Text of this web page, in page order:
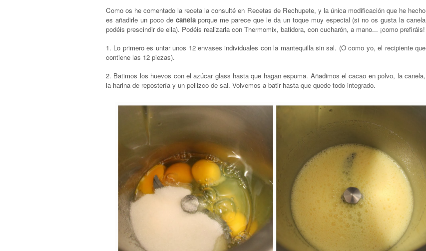
Como os he comentado la receta la consulté en Recetas de Rechupete, y la única modificación que he hecho
es añadirle un poco de canelaporque me parece que le da un toque muy especial (si no os gusta la canela
podéis prescindir de ella). Podéis realizarla con Thermomix, batidora, con cucharón, a mano... ¡como prefiráis!
1. Lo primero es untar unos 12 envases individuales con la mantequilla sin sal. (O como yo, el recipiente que
contiene las 12 piezas).
2. Batimos los huevos con el azúcar glass hasta que hagan espuma. Añadimos el cacao en polvo, la canela,
la harina de repostería y un pellizco de sal. Volvemos a batir hasta que quede todo integrado.